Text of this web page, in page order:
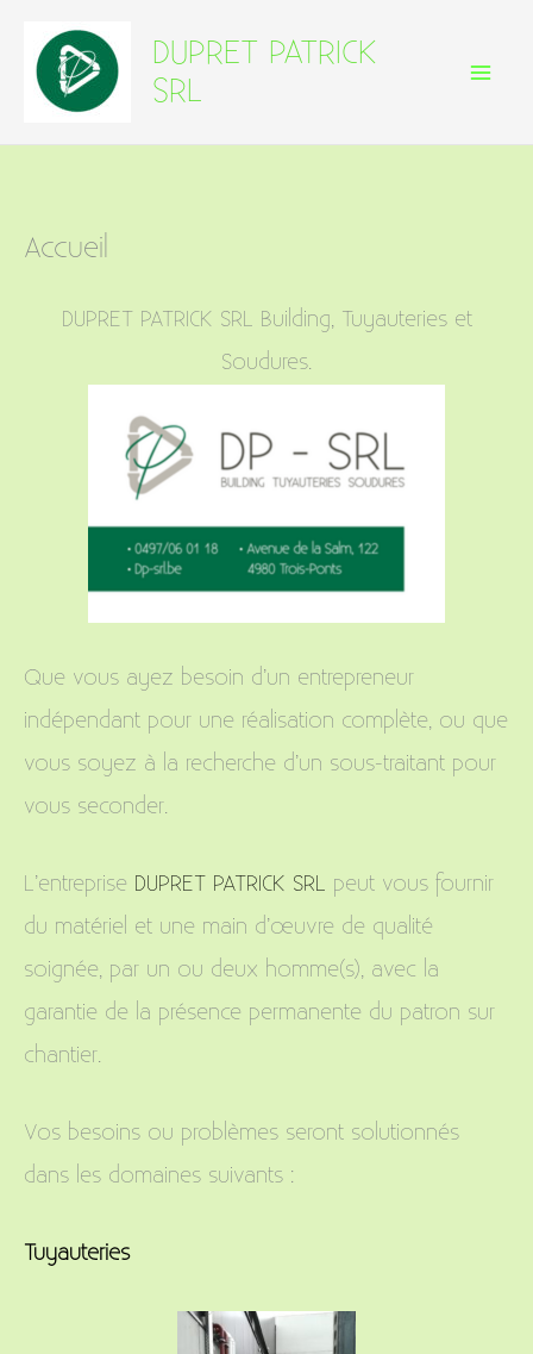
content
DUPRET PATRICK
SRL
Accueil
DUPRET PATRICK SRL Building, Tuyauteries et
Soudures.
Que vous ayez besoin d’un entrepreneur
indépendant pour une réalisation complète, ou que
vous soyez à la recherche d’un sous-traitant pour
vous seconder.
L’entreprise DUPRET PATRICK SRL peut vous fournir
du matériel et une main d’œuvre de qualité
soignée, par un ou deux homme(s), avec la
garantie de la présence permanente du patron sur
chantier.
Vos besoins ou problèmes seront solutionnés
dans les domaines suivants :
Tuyauteries